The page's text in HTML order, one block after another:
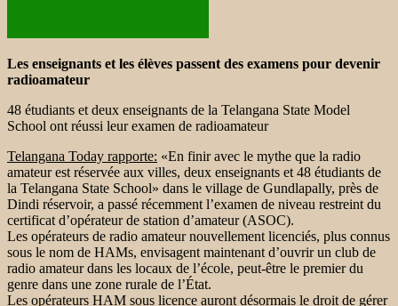
Les enseignants et les élèves passent des examens pour devenir
radioamateur
48 étudiants et deux enseignants de la Telangana State Model
School ont réussi leur examen de radioamateur
Telangana Today rapporte: «En finir avec le mythe que la radio
amateur est réservée aux villes, deux enseignants et 48 étudiants de
la Telangana State School» dans le village de Gundlapally, près de
Dindi réservoir, a passé récemment l’examen de niveau restreint du
certificat d’opérateur de station d’amateur (ASOC).
Les opérateurs de radio amateur nouvellement licenciés, plus connus
sous le nom de HAMs, envisagent maintenant d’ouvrir un club de
radio amateur dans les locaux de l’école, peut-être le premier du
genre dans une zone rurale de l’État.
Les opérateurs HAM sous licence auront désormais le droit de gérer